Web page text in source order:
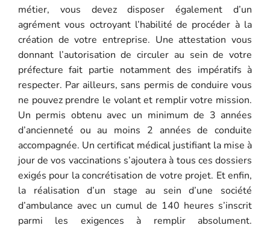
métier, vous devez disposer également d’un
agrément vous octroyant l’habilité de procéder à la
création de votre entreprise. Une attestation vous
donnant l’autorisation de circuler au sein de votre
préfecture fait partie notamment des impératifs à
respecter. Par ailleurs, sans permis de conduire vous
ne pouvez prendre le volant et remplir votre mission.
Un permis obtenu avec un minimum de 3 années
d’ancienneté ou au moins 2 années de conduite
accompagnée. Un certificat médical justifiant la mise à
jour de vos vaccinations s’ajoutera à tous ces dossiers
exigés pour la concrétisation de votre projet. Et enfin,
la réalisation d’un stage au sein d’une société
d’ambulance avec un cumul de 140 heures s’inscrit
parmi les exigences à remplir absolument.